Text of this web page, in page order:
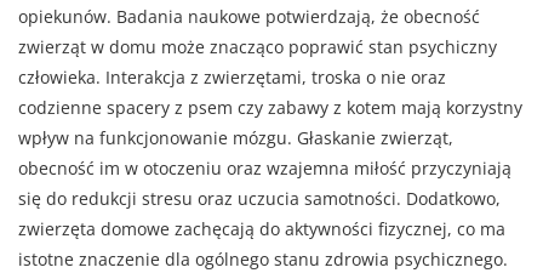
opiekunów. Badania naukowe potwierdzają, że obecność
zwierząt w domu może znacząco poprawić stan psychiczny
człowieka. Interakcja z zwierzętami, troska o nie oraz
codzienne spacery z psem czy zabawy z kotem mają korzystny
wpływ na funkcjonowanie mózgu. Głaskanie zwierząt,
obecność im w otoczeniu oraz wzajemna miłość przyczyniają
się do redukcji stresu oraz uczucia samotności. Dodatkowo,
zwierzęta domowe zachęcają do aktywności fizycznej, co ma
istotne znaczenie dla ogólnego stanu zdrowia psychicznego.